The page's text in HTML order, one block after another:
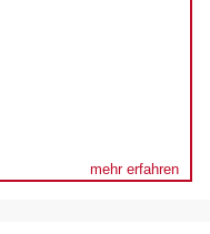
mehr erfahren